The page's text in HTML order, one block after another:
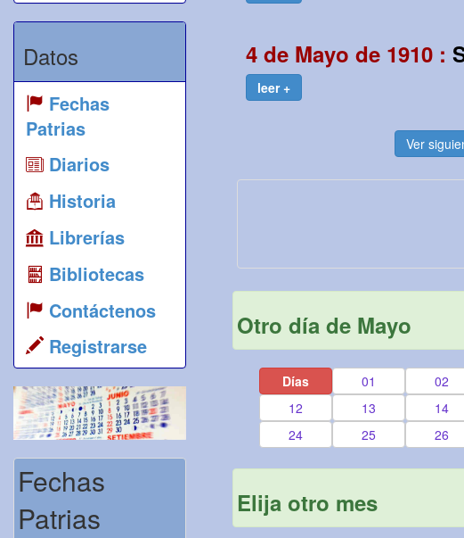
Datos
Fechas
Patrias
Diarios
Historia
Librerías
Bibliotecas
Contáctenos
Registrarse
Fechas
Patrias
4 de Mayo de 1910 :
leer +
Ver
Otro día de Mayo
Días 01 02
12
13 14
24
25 26
Elija otro mes